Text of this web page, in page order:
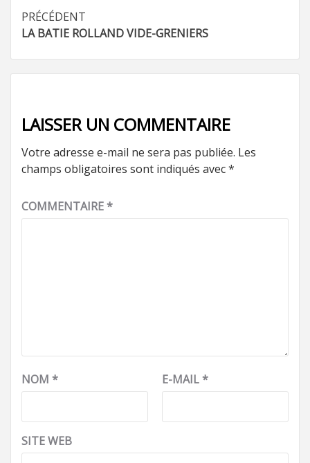
Navigation
d’article
PRÉCÉDENT
LA BATIE ROLLAND VIDE-GRENIERS
LAISSER UN COMMENTAIRE
Votre adresse e-mail ne sera pas publiée. Les
champs obligatoires sont indiqués avec*
COMMENTAIRE*
NOM * E-MAIL*
SITE WEB